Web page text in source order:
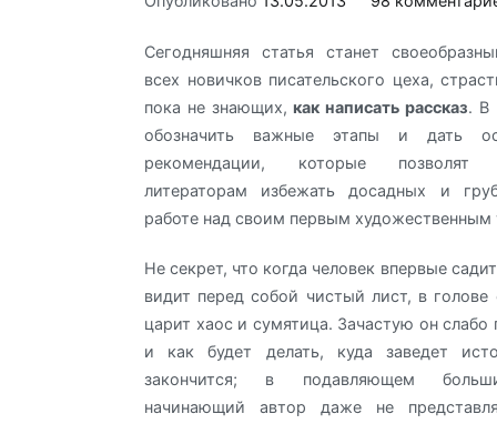
Сегодняшняя статья станет
всех новичков писательского цеха,
пока не знающих, как написать рассказ. В
обозначить важные этапы и дать
рекомендации, которые позволят
литераторам избежать досадных и
работе над своим первым художественным
Не секрет, что когда человек впервые
видит перед собой чистый лист, в голове
царит хаос и сумятица. Зачастую он слабо
и как будет делать, куда заведет
закончится; в подавляющем
начинающий автор даже не